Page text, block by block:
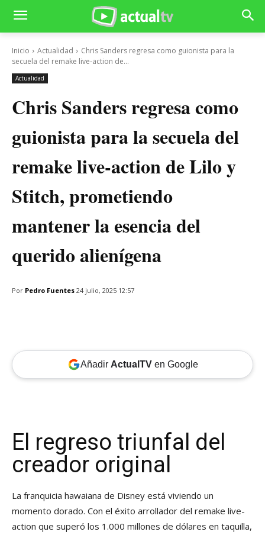
Inicio Actualidad
Chris Sanders regresa como guionista para la
secuela del remake live-action de...
Actualidad
Chris Sanders regresa como
guionista para la secuela del
remake live-action de Lilo y
Stitch, prometiendo
mantener la esencia del
querido alienígena
Por Pedro Fuentes 24 julio, 2025 12:57
Añadir ActualTVen Google
El regreso triunfal del
creador original
La franquicia hawaiana de Disney está viviendo un
momento dorado. Con el éxito arrollador del remake live-
action que superó los 1.000 millones de dólares en taquilla,